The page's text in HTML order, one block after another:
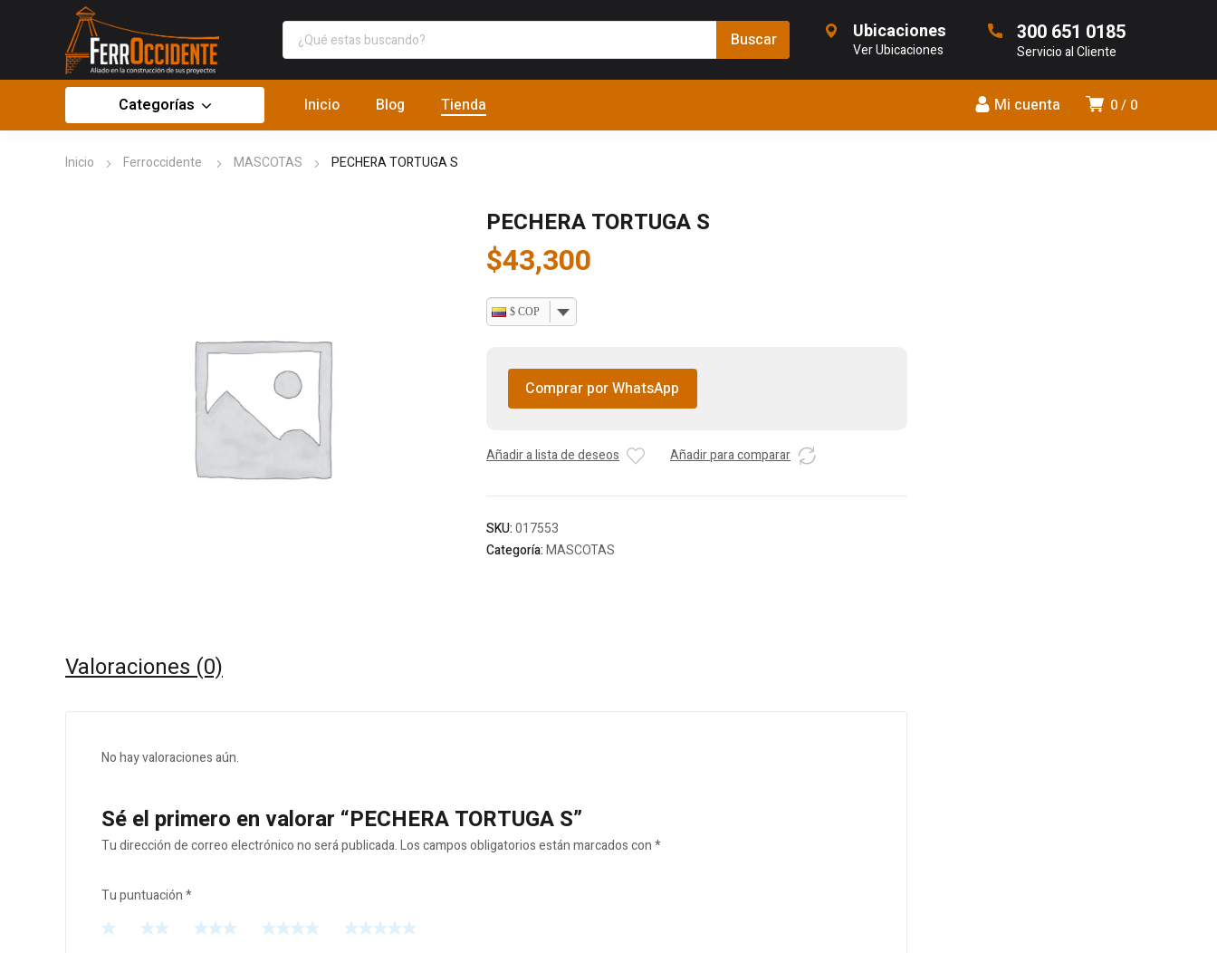
Ubicaciones
Ver Ubicaciones
300 651 0185
Servicio al Cliente
0 0
Mi cuenta
Categorías Inicio Blog Tienda
Inicio Ferroccidente MASCOTAS PECHERA TORTUGA S
PECHERA TORTUGA S
$43,300
$ COP
Comprar por WhatsApp
Añadir a lista de deseos Añadir para comparar
SKU:017553
Categoría:MASCOTAS
Valoraciones (0)
No hay valoraciones aún.
Sé el primero en valorar “PECHERA TORTUGA S”
Tu dirección de correo electrónico no será publicada.Los campos obligatorios están marcados con*
Tu puntuación*